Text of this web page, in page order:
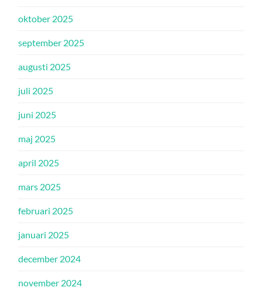
oktober 2025
september 2025
augusti 2025
juli 2025
juni 2025
maj 2025
april 2025
mars 2025
februari 2025
januari 2025
december 2024
november 2024